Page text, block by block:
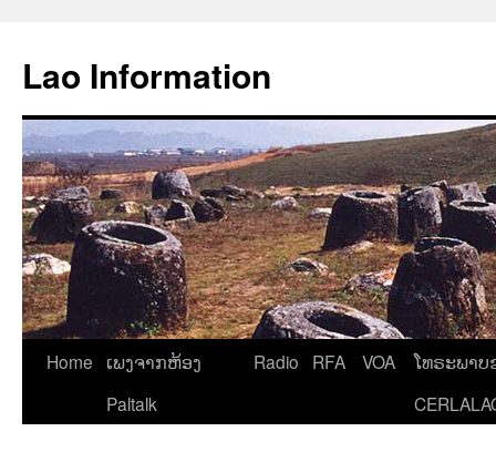
contenu
Lao Information
Home
ເພງຈາກຫ້ອງ
Paltalk
Radio RFA VOA
ໂທຣະພາບ